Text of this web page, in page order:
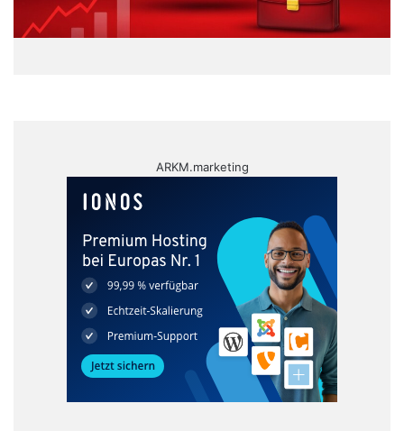
ARKM.marketing